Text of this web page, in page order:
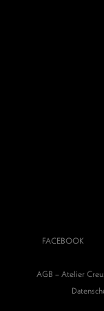
FACEBOOK
AGB – Atelier